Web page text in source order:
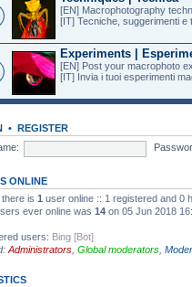
[EN] Macrophotography
[IT] Tecniche, suggerimenti e
Experiments |
[EN] Post your macrophoto
[IT] Invia i tuoi esperimenti
• REGISTER
ONLINE
there is 1 user online :: 1 registered and 0
ever online was 14 on 05 Jun 2018
users: Bing [Bot]
Administrators Global moderators